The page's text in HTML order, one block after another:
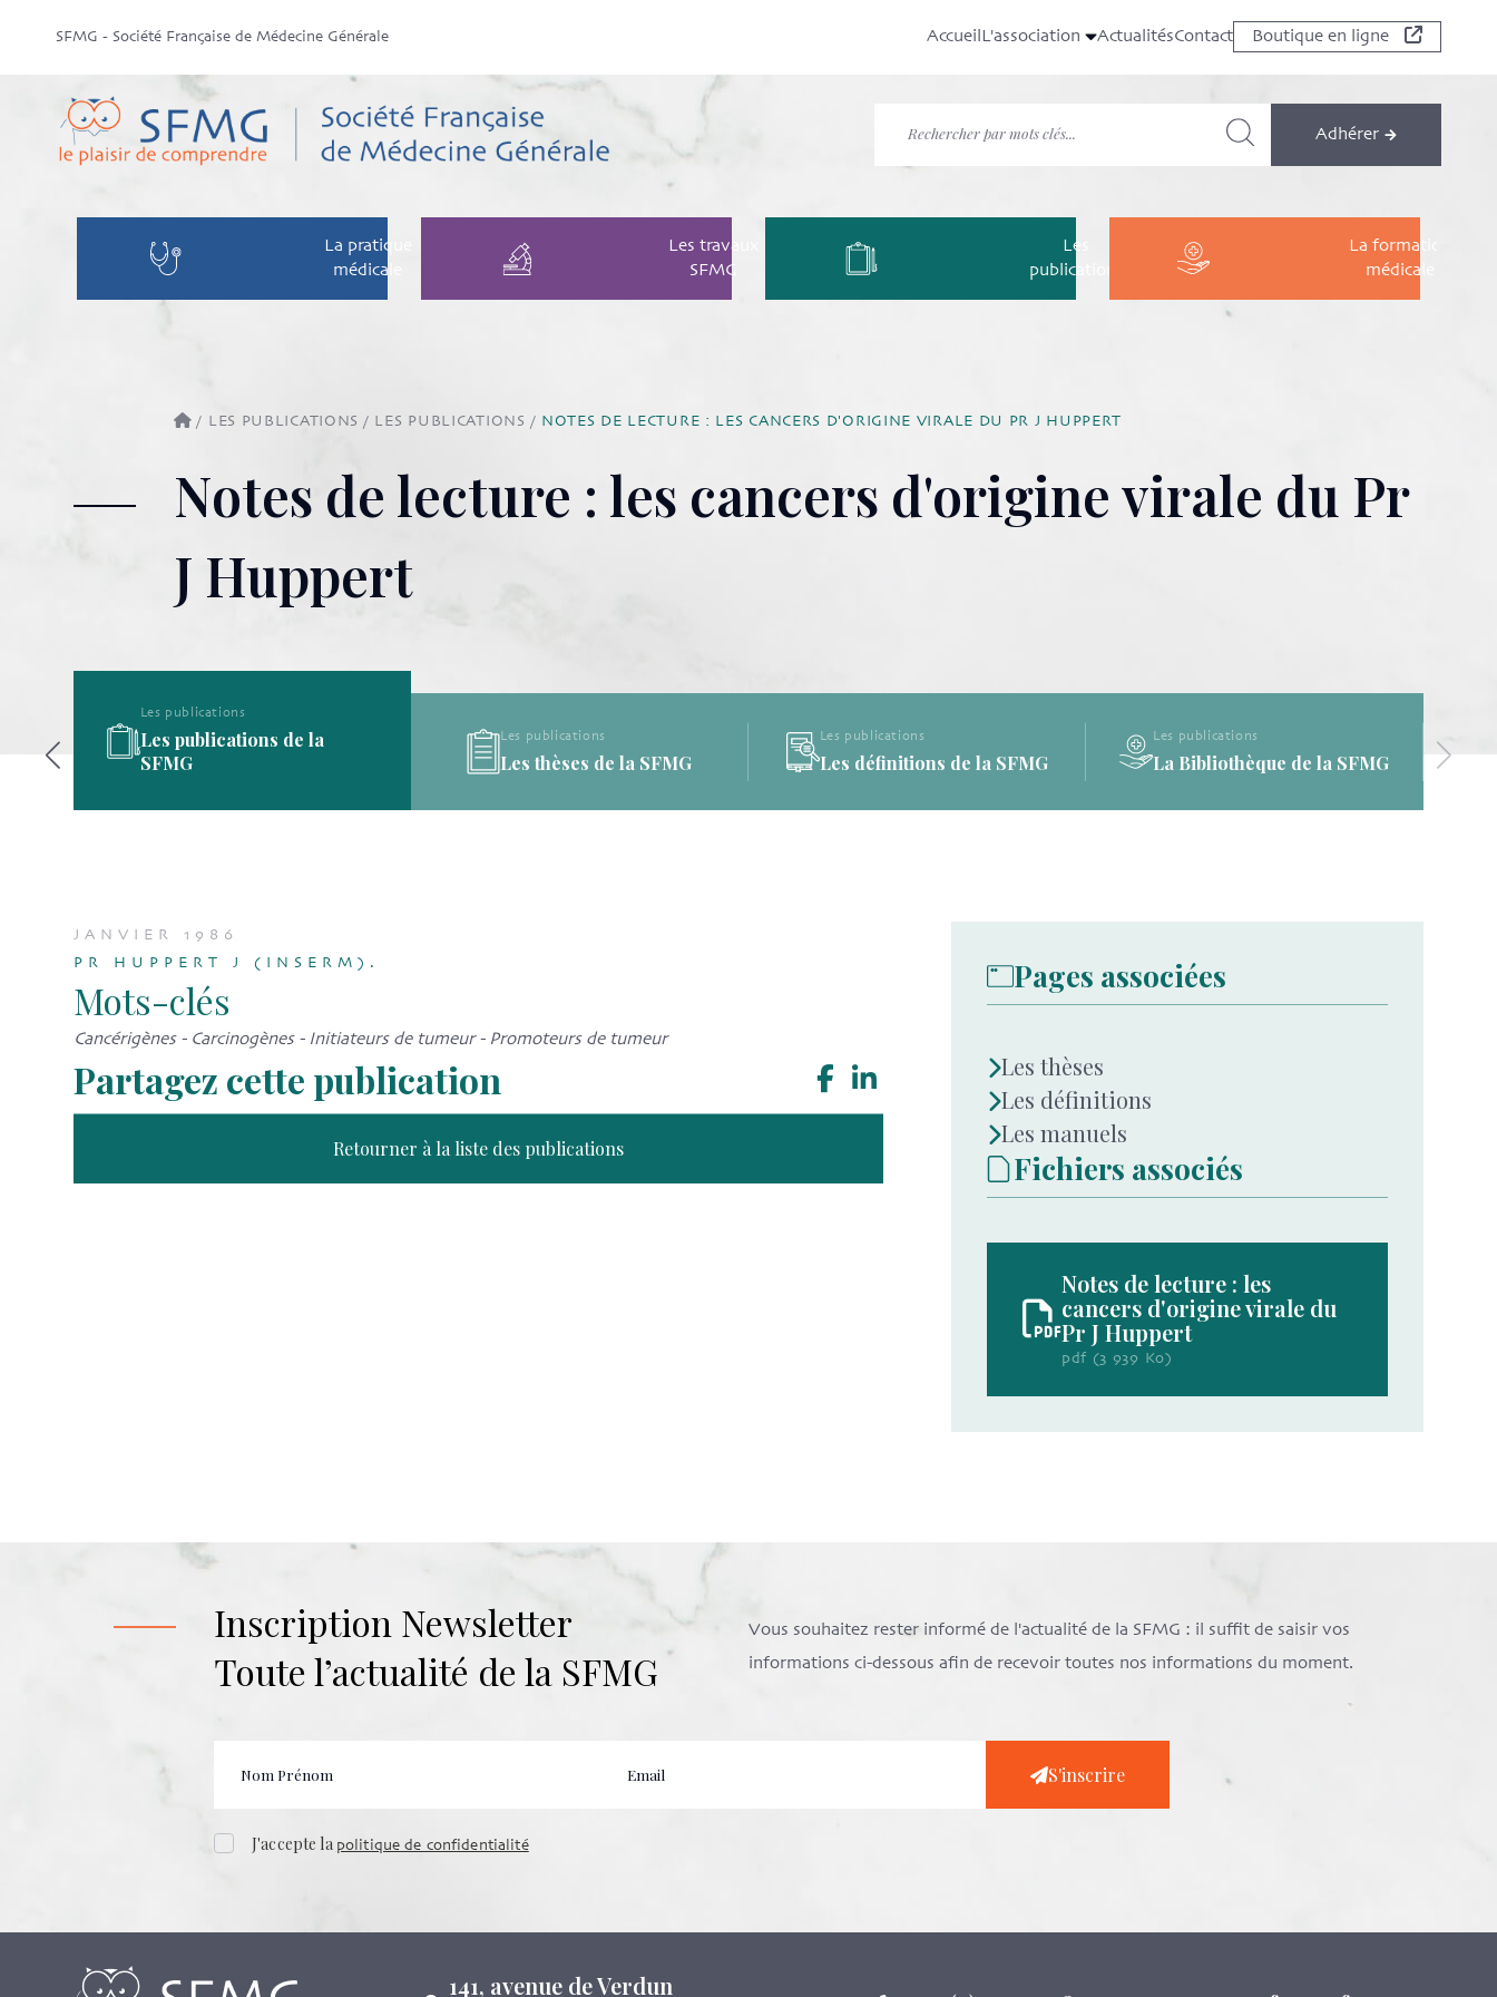
SFMG - Société Française de Médecine Générale AccueilL'association ActualitésContact Boutique en ligne
Adhérer
La pratique
médicale
Les travaux
SFMG
Les
publications
La formation
médicale
/ LES PUBLICATIONS / LES PUBLICATIONS / NOTES DE LECTURE : LES CANCERS D'ORIGINE VIRALE DU PR J HUPPERT
Notes de lecture : les cancers d'origine virale du Pr
J Huppert
Les publications
Les publications de la
SFMG
Les publications
Les thèses de la SFMG
Les publications
Les définitions de la SFMG
Les publications
La Bibliothèque de la SFMG
JANVIER 1986
PR HUPPERT J (INSERM).
Mots-clés
Cancérigènes - Carcinogènes - Initiateurs de tumeur - Promoteurs de tumeur
Partagez cette publication
Retourner à la liste des publications
Pages associées
Les thèses
Les définitions
Les manuels
Fichiers associés
Notes de lecture : les
cancers d'origine virale du
Pr J Huppert
pdf (3 939 Ko)
Inscription Newsletter
Toute l’actualité de la SFMG
Vous souhaitez rester informé de l'actualité de la SFMG : il suffit de saisir vos
informations ci-dessous afin de recevoir toutes nos informations du moment.
S'inscrire
J'accepte lapolitique de confidentialité
141, avenue de Verdun